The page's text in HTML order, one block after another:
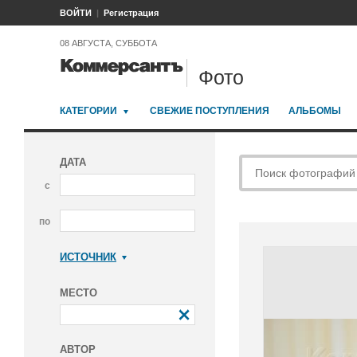
ВОЙТИ Регистрация
08 АВГУСТА, СУББОТА
Фото
КАТЕГОРИИ СВЕЖИЕ ПОСТУПЛЕНИЯ АЛЬБОМЫ
ДАТА
с
по
ИСТОЧНИК
МЕСТО
АВТОР